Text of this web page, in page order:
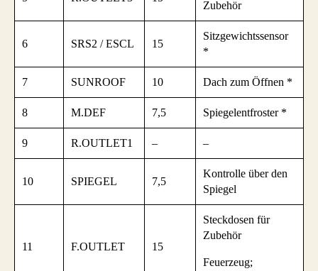
Zubehör
6 SRS2 / ESCL 15
Sitzgewichtssensor
*
7 SUNROOF 10 Dach zum Öffnen *
8 M.DEF 7,5 Spiegelentfroster *
9 R.OUTLET1 – –
10 SPIEGEL 7,5
Kontrolle über den
Spiegel
11 F.OUTLET 15
Steckdosen für
Zubehör
Feuerzeug;